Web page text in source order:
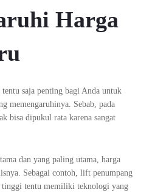
Harga
saja penting bagi Anda untuk
memengaruhinya. Sebab, pada
bisa dipukul rata karena sangat
dan yang paling utama, harga
Sebagai contoh, lift penumpang
tinggi tentu memiliki teknologi yang